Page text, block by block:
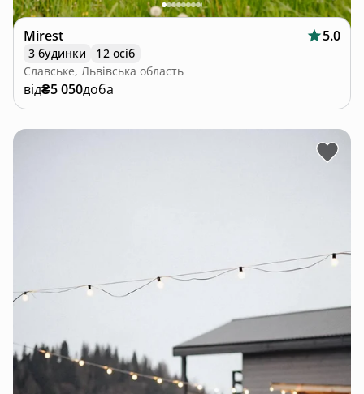
Mirest 5.0
3 будинки
12 осіб
Славське, Львівська область
від₴5 050доба